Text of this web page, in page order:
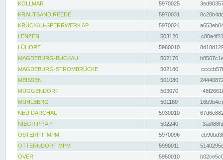
KOLLMAR
5970025
KRAUTSAND REEDE
5970031
KRÜCKAU-SPERRWERK AP
5970024
LENZEN
503120
LÜHORT
5960010
MAGDEBURG-BUCKAU
502170
MAGDEBURG-STROMBRÜCKE
502180
MEISSEN
501080
MÜGGENDORF
503070
MÜHLBERG
501160
NEU DARCHAU
5930010
NIEGRIPP AP
502240
OSTERIFF MPM
5970096
OTTERNDORF MPM
5990011
OVER
5950010